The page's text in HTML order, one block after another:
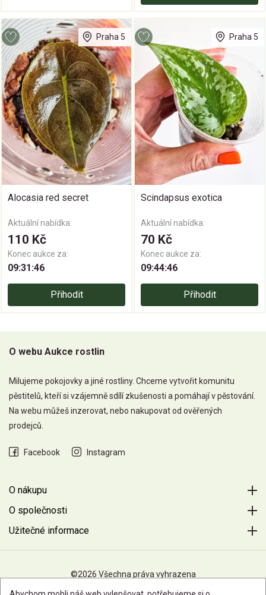
Praha 5
Alocasia red secret
Aktuální nabídka:
110 Kč
Konec aukce za:
09:31:45
Přihodit
Praha 5
Scindapsus exotica
Aktuální nabídka:
70 Kč
Konec aukce za:
09:44:45
Přihodit
O webu Aukce rostlin
Milujeme pokojovky a jiné rostliny. Chceme vytvořit komunitu
pěstitelů, kteří si vzájemně sdílí zkušenosti a pomáhají v pěstování.
Na webu můžeš inzerovat, nebo nakupovat od ověřených
prodejců.
Facebook Instagram
O nákupu
O společnosti
Užitečné informace
©2026 Všechna práva vyhrazena